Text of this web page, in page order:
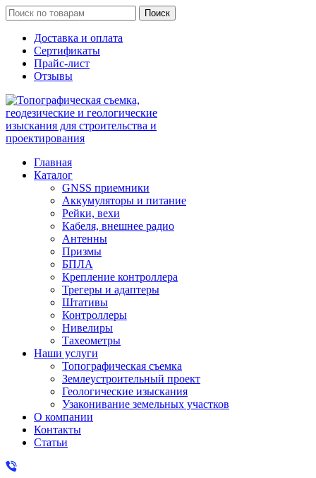
Поиск
Доставка и оплата
Сертификаты
Прайс-лист
Отзывы
Главная
Каталог
GNSS приемники
Аккумуляторы и питание
Рейки, вехи
Кабеля, внешнее радио
Антенны
Призмы
БПЛА
Крепление контроллера
Трегеры и адаптеры
Штативы
Контроллеры
Нивелиры
Тахеометры
Наши услуги
Топографическая съемка
Землеустроительный проект
Геологические изыскания
Узаконивание земельных участков
О компании
Контакты
Статьи